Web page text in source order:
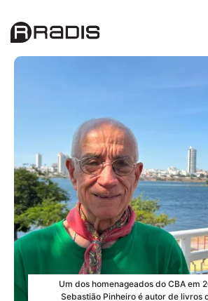
Um dos homenageados do CBA em
Sebastião Pinheiro é autor de livros